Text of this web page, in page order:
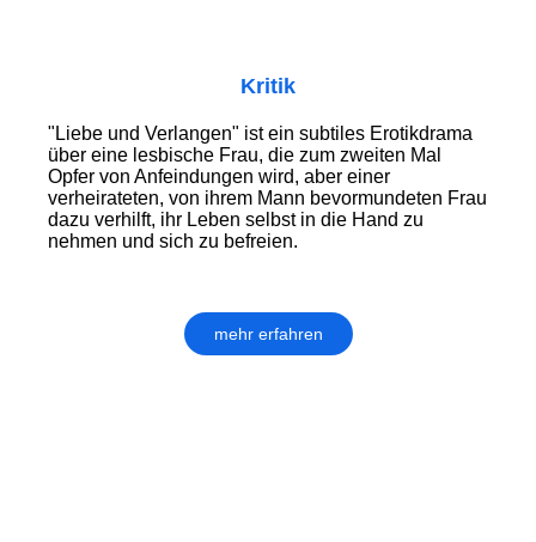
Kritik
"Liebe und Verlangen" ist ein subtiles Erotikdrama
über eine lesbische Frau, die zum zweiten Mal
Opfer von Anfeindungen wird, aber einer
verheirateten, von ihrem Mann bevormundeten Frau
dazu verhilft, ihr Leben selbst in die Hand zu
nehmen und sich zu befreien.
mehr erfahren